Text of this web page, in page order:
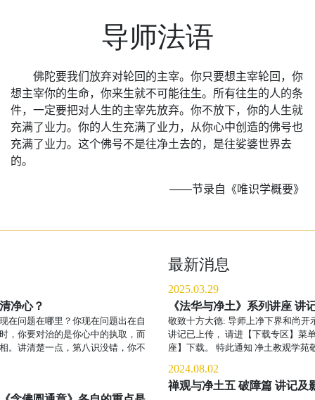
导师法语
佛陀要我们放弃对轮回的主宰。你只要想主宰轮回，你
想主宰你的生命，你来生就不可能往生。所有往生的人的条
件，一定要把对人生的主宰先放弃。你不放下，你的人生就
充满了业力。你的人生充满了业力，从你心中创造的佛号也
充满了业力。这个佛号不是往净土去的，是往娑婆世界去
的。
——节录自《唯识学概要》
最新消息
2025.03.29
《法华与净土》系列讲座 讲
敬致十方大德: 导师上净下界和尚开
讲记已上传， 请进【下载专区】菜
座】下载。 特此通知 净土教观学苑
2024.08.02
禅观与净土五 破障篇 讲记及
净心？
在问题在哪里？你现在问题出在自
，你要对治的是你心中的执取，而
。讲清楚一点，第八识没错，你不